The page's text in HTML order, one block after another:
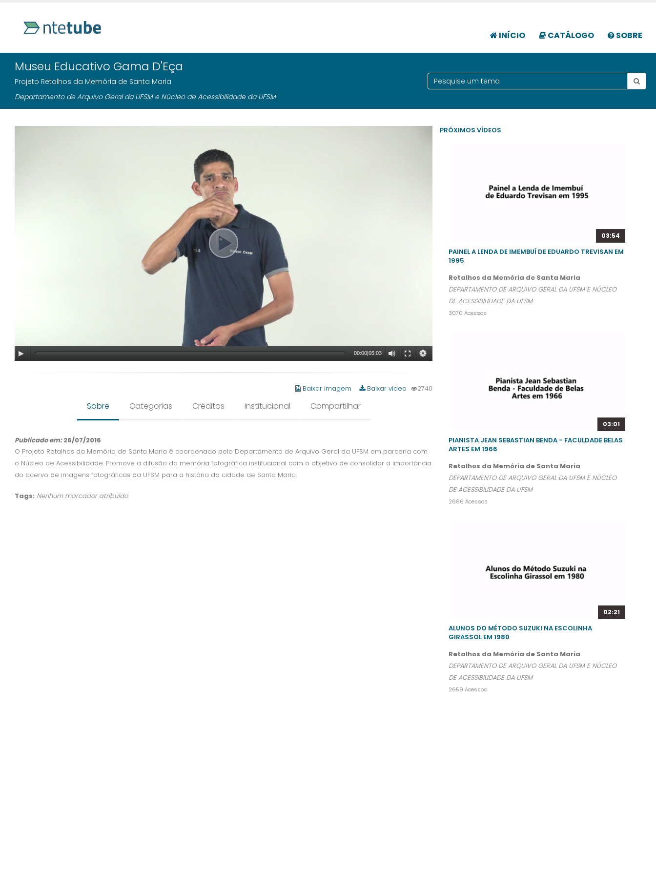
INÍCIO CATÁLOGO SOBRE
Museu Educativo Gama D'Eça
Projeto Retalhos da Memória de Santa Maria
Departamento de Arquivo Geral da UFSM e Núcleo de Acessibilidade da UFSM
00:00|05:03
Baixar imagem Baixar vídeo 2740
Sobre Categorias Créditos Institucional Compartilhar
Publicado em:26/07/2016
O Projeto Retalhos da Memória de Santa Maria é coordenado pelo Departamento de Arquivo Geral da UFSM em parceria com
o Núcleo de Acessibilidade. Promove a difusão da memória fotográfica institucional com o objetivo de consolidar a importância
do acervo de imagens fotográficas da UFSM para a história da cidade de Santa Maria.
Tags: Nenhum marcador atribuido
PRÓXIMOS VÍDEOS
03:54
PAINEL A LENDA DE IMEMBUÍ DE EDUARDO TREVISAN EM
1995
Retalhos da Memória de Santa Maria
DEPARTAMENTO DE ARQUIVO GERAL DA UFSM E NÚCLEO
DE ACESSIBILIDADE DA UFSM
3070 Acessos
03:01
PIANISTA JEAN SEBASTIAN BENDA - FACULDADE BELAS
ARTES EM 1966
Retalhos da Memória de Santa Maria
DEPARTAMENTO DE ARQUIVO GERAL DA UFSM E NÚCLEO
DE ACESSIBILIDADE DA UFSM
2686 Acessos
02:21
ALUNOS DO MÉTODO SUZUKI NA ESCOLINHA
GIRASSOL EM 1980
Retalhos da Memória de Santa Maria
DEPARTAMENTO DE ARQUIVO GERAL DA UFSM E NÚCLEO
DE ACESSIBILIDADE DA UFSM
2659 Acessos